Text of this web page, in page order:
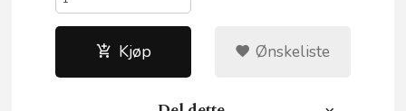
Kjøp Ønskeliste